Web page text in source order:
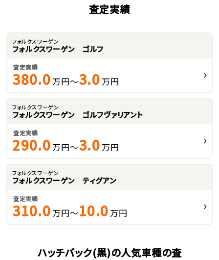
査定実績
フォルクスワーゲン
フォルクスワーゲン ゴルフ
査定実績
380.0 万円～3.0 万円
フォルクスワーゲン
フォルクスワーゲン ゴルフヴァリアント
査定実績
290.0 万円～3.0 万円
フォルクスワーゲン
フォルクスワーゲン ティグアン
査定実績
310.0 万円～10.0 万円
ハッチバック(黒)の人気車種の査